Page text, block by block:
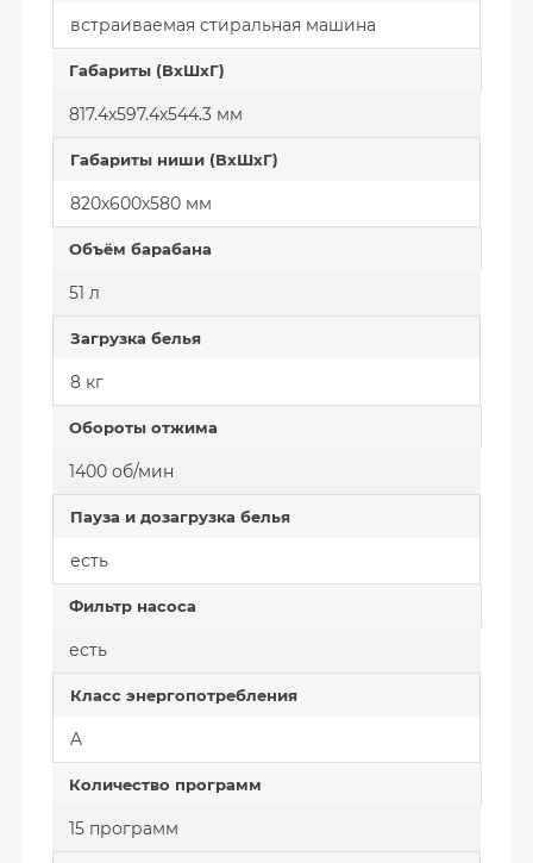
встраиваемая стиральная машина
Габариты (ВхШхГ)
817.4х597.4х544.3 мм
Габариты ниши (ВхШхГ)
820х600х580 мм
Объём барабана
51 л
Загрузка белья
8 кг
Обороты отжима
1400 об/мин
Пауза и дозагрузка белья
есть
Фильтр насоса
есть
Класс энергопотребления
A
Количество программ
15 программ